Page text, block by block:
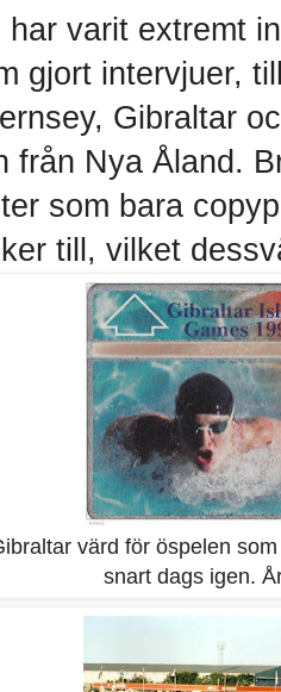
har varit extremt
gjort intervjuer,
Gibraltar
från Nya Åland.
som bara
till, vilket
värd för öspelen
snart dags igen.